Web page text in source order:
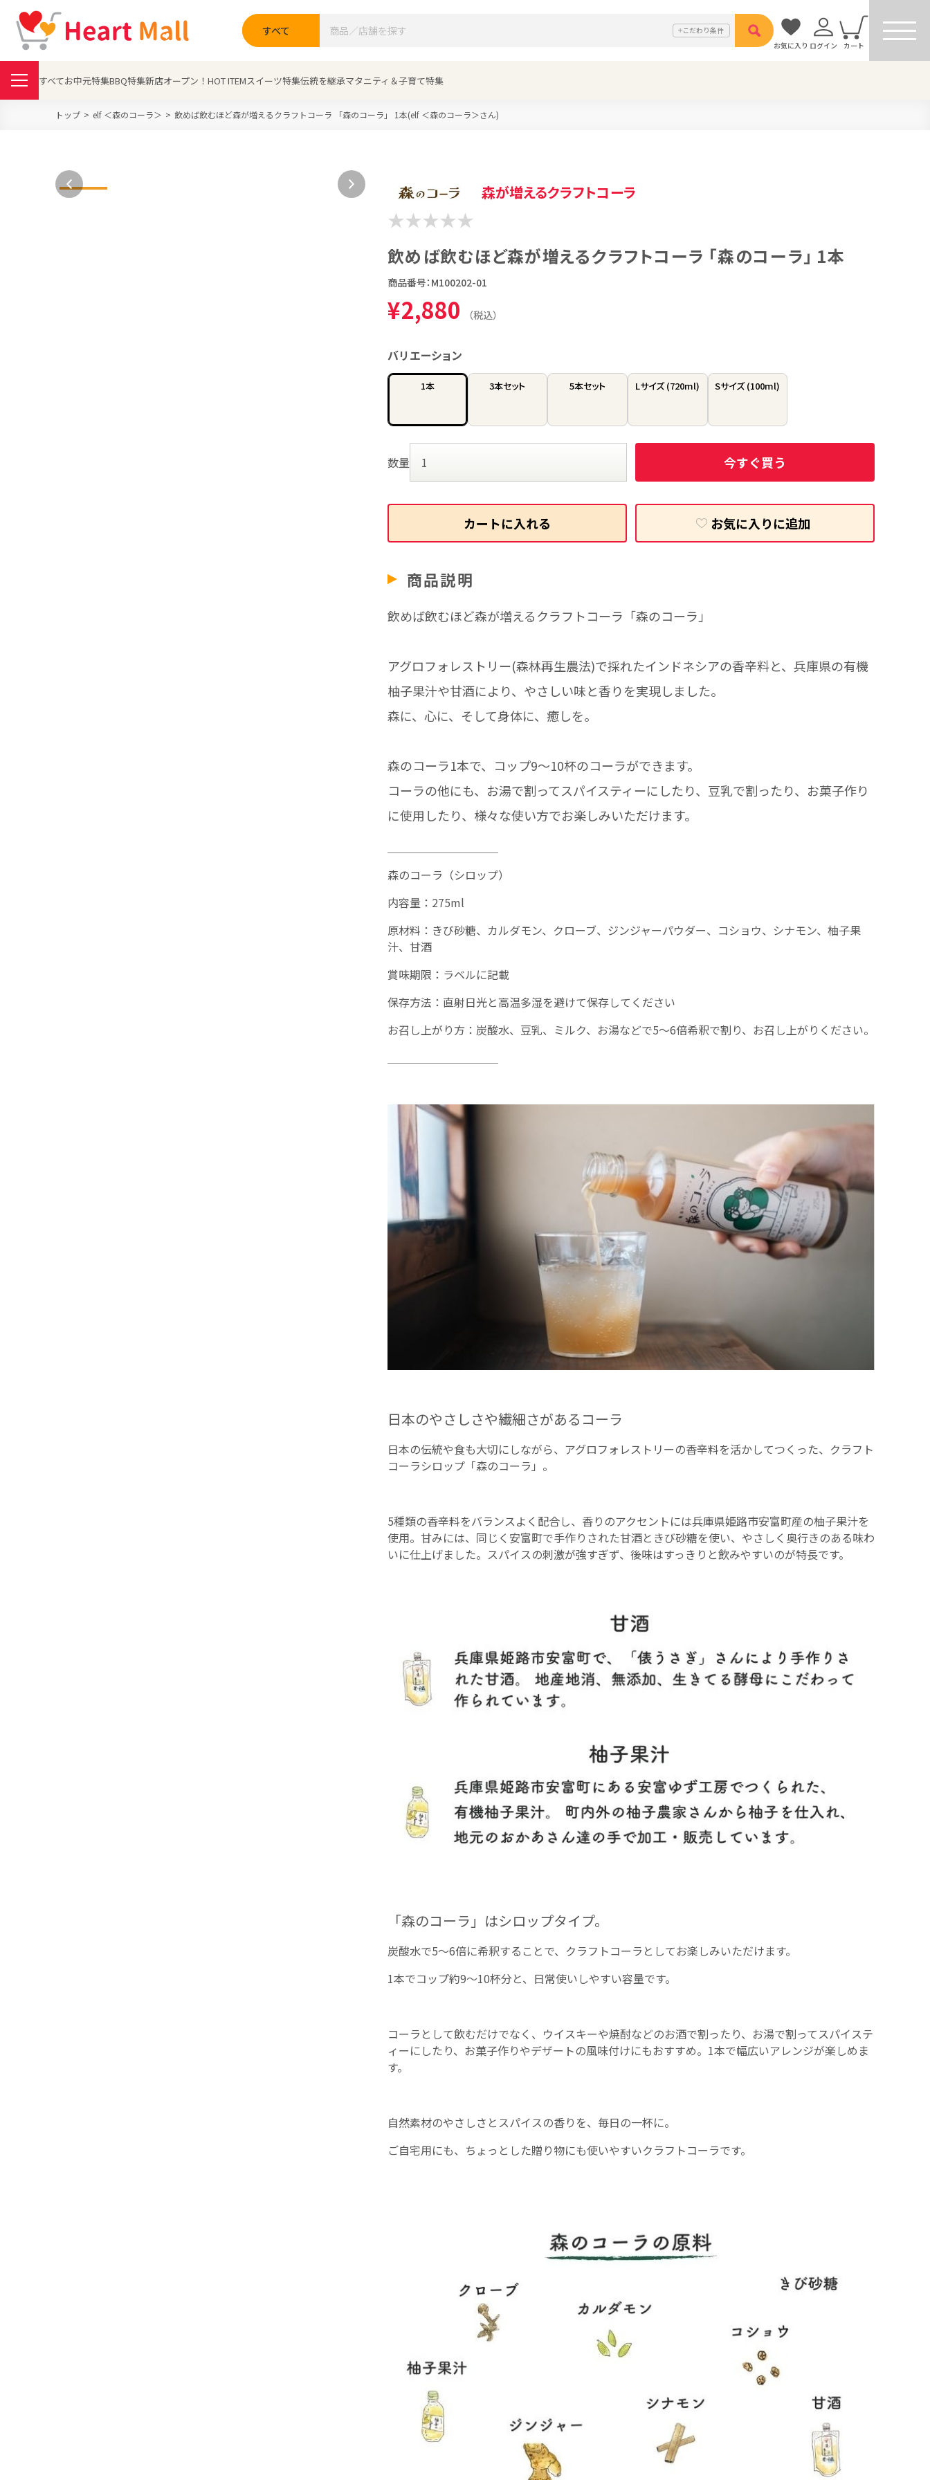
すべて こだわり条件
お気に入り ログイン カート
すべてお中元特集BBQ特集新店オープン！ HOT ITEMスイーツ特集伝統を継承マタニティ＆子育て特集
トップ elf ＜森のコーラ＞ 飲めば飲むほど森が増えるクラフトコーラ 「森のコーラ」 1本(elf ＜森のコーラ＞さん)
森が増えるクラフトコーラ
飲めば飲むほど森が増えるクラフトコーラ 「森のコーラ」 1本
商品番号： M100202-01
¥2,880 （税込）
バリエーション
1本 3本セット 5本セット Lサイズ (720ml) Sサイズ (100ml)
数量 今すぐ買う
カートに入れる お気に入りに追加
商品説明
飲めば飲むほど森が増えるクラフトコーラ「森のコーラ」
アグロフォレストリー(森林再生農法)で採れたインドネシアの香辛料と、兵庫県の有機
柚子果汁や甘酒により、やさしい味と香りを実現しました。
森に、心に、そして身体に、癒しを。
森のコーラ1本で、コップ9〜10杯のコーラができます。
コーラの他にも、お湯で割ってスパイスティーにしたり、豆乳で割ったり、お菓子作り
に使用したり、様々な使い方でお楽しみいただけます。
森のコーラ（シロップ）
内容量：275ml
原材料：きび砂糖、カルダモン、クローブ、ジンジャーパウダー、コショウ、シナモン、柚子果
汁、甘酒
賞味期限：ラベルに記載
保存方法：直射日光と高温多湿を避けて保存してください
お召し上がり方：炭酸水、豆乳、ミルク、お湯などで5〜6倍希釈で割り、お召し上がりください。
日本のやさしさや繊細さがあるコーラ
日本の伝統や食も大切にしながら、アグロフォレストリーの香辛料を活かしてつくった、クラフト
コーラシロップ「森のコーラ」。
5種類の香辛料をバランスよく配合し、香りのアクセントには兵庫県姫路市安富町産の柚子果汁を
使用。甘みには、同じく安富町で手作りされた甘酒ときび砂糖を使い、やさしく奥行きのある味わ
いに仕上げました。スパイスの刺激が強すぎず、後味はすっきりと飲みやすいのが特長です。
「森のコーラ」はシロップタイプ。
炭酸水で5～6倍に希釈することで、クラフトコーラとしてお楽しみいただけます。
1本でコップ約9～10杯分と、日常使いしやすい容量です。
コーラとして飲むだけでなく、ウイスキーや焼酎などのお酒で割ったり、お湯で割ってスパイステ
ィーにしたり、お菓子作りやデザートの風味付けにもおすすめ。1本で幅広いアレンジが楽しめま
す。
自然素材のやさしさとスパイスの香りを、毎日の一杯に。
ご自宅用にも、ちょっとした贈り物にも使いやすいクラフトコーラです。